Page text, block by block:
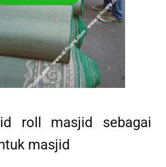
roll masjid sebagai
masjid